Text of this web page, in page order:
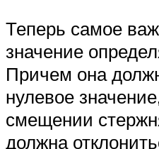
Теперь самое
значение
Причем она
нулевое
смещении
должна